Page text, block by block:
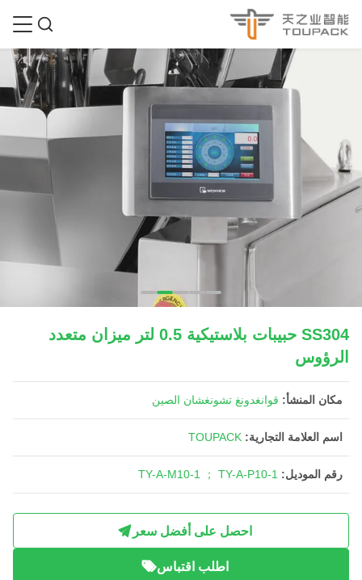
SS304 حبيبات بلاستيكية 0.5 لتر ميزان متعدد
الرؤوس
مكان المنشأ: قوانغدونغ تشونغشان الصين
اسم العلامة التجارية: TOUPACK
رقم الموديل: TY-A-M10-1 ； TY-A-P10-1
احصل على أفضل سعر
اطلب اقتباس